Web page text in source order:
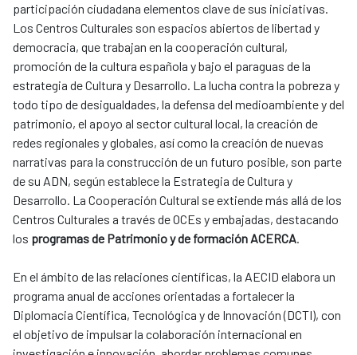
participación ciudadana elementos clave de sus iniciativas.
Los Centros Culturales son espacios abiertos de libertad y
democracia, que trabajan en la cooperación cultural,
promoción de la cultura española y bajo el paraguas de la
estrategia de Cultura y Desarrollo. La lucha contra la pobreza y
todo tipo de desigualdades, la defensa del medioambiente y del
patrimonio, el apoyo al sector cultural local, la creación de
redes regionales y globales, así como la creación de nuevas
narrativas para la construcción de un futuro posible, son parte
de su ADN, según establece la Estrategia de Cultura y
Desarrollo. La Cooperación Cultural se extiende más allá de los
Centros Culturales a través de OCEs y embajadas, destacando
los programas de Patrimonio y de formación ACERCA.
En el ámbito de las relaciones científicas, la AECID elabora un
programa anual de acciones orientadas a fortalecer la
Diplomacia Científica, Tecnológica y de Innovación (DCTI), con
el objetivo de impulsar la colaboración internacional en